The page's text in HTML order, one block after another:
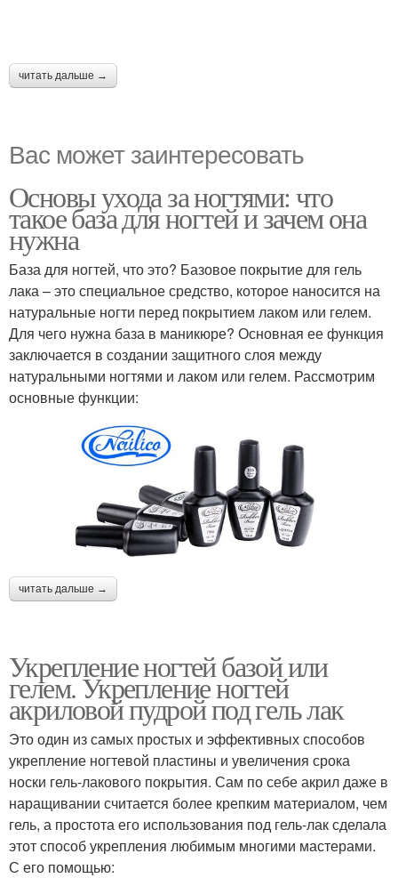
читать дальше →
Вас может заинтересовать
Основы ухода за ногтями: что
такое база для ногтей и зачем она
нужна
База для ногтей, что это? Базовое покрытие для гель
лака – это специальное средство, которое наносится на
натуральные ногти перед покрытием лаком или гелем.
Для чего нужна база в маникюре? Основная ее функция
заключается в создании защитного слоя между
натуральными ногтями и лаком или гелем. Рассмотрим
основные функции:
читать дальше →
Укрепление ногтей базой или
гелем. Укрепление ногтей
акриловой пудрой под гель лак
Это один из самых простых и эффективных способов
укрепление ногтевой пластины и увеличения срока
носки гель-лакового покрытия. Сам по себе акрил даже в
наращивании считается более крепким материалом, чем
гель, а простота его использования под гель-лак сделала
этот способ укрепления любимым многими мастерами.
С его помощью: